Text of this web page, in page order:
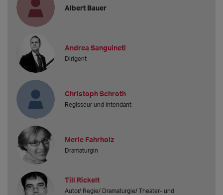
Albert Bauer
Andrea Sanguineti
Dirigent
Christoph Schroth
Regisseur und Intendant
Merle Fahrholz
Dramaturgin
Till Rickelt
Autor/ Regie/ Dramaturgie/ Theater- und